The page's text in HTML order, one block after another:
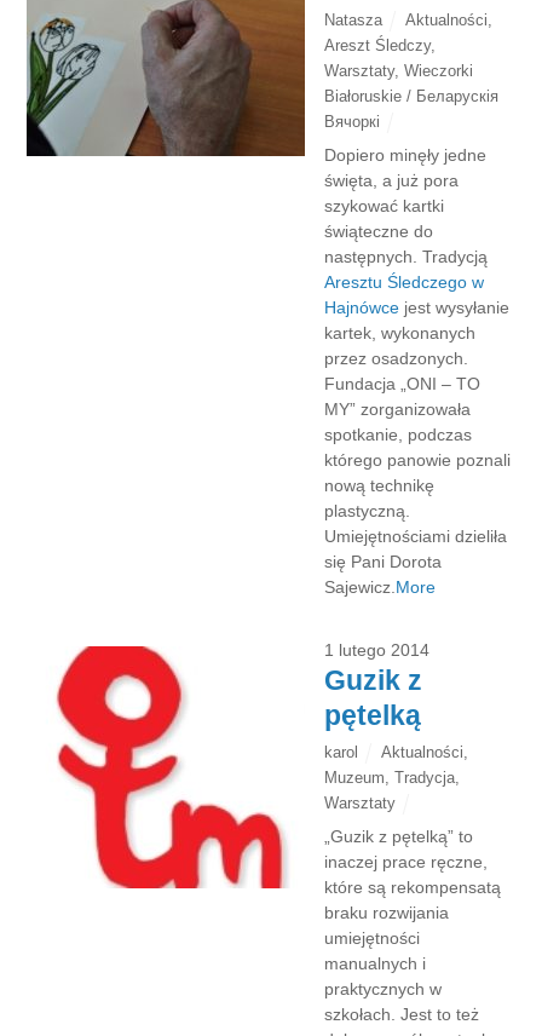
Natasza Aktualności
Areszt Śledczy,
Warsztaty,Wieczorki
Białoruskie / Беларускія
Вячоркі
Dopiero minęły jedne
święta, a już pora
szykować kartki
świąteczne do
następnych. Tradycją
Aresztu Śledczego w
Hajnówce jest wysyłanie
kartek, wykonanych
przez osadzonych.
Fundacja „ONI – TO
MY” zorganizowała
spotkanie, podczas
którego panowie poznali
nową technikę
plastyczną.
Umiejętnościami dzieliła
się Pani Dorota
Sajewicz. More
1 lutego 2014
Guzik z
pętelką
karol Aktualności,
Muzeum,Tradycja,
Warsztaty
„Guzik z pętelką” to
inaczej prace ręczne,
które są rekompensatą
braku rozwijania
umiejętności
manualnych i
praktycznych w
szkołach. Jest to też